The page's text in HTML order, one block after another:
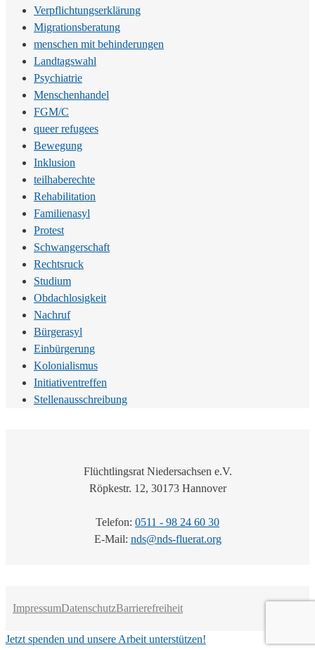
Verpflichtungserklärung
Migrationsberatung
menschen mit behinderungen
Landtagswahl
Psychiatrie
Menschenhandel
FGM/C
queer refugees
Bewegung
Inklusion
teilhaberechte
Rehabilitation
Familienasyl
Protest
Schwangerschaft
Rechtsruck
Studium
Obdachlosigkeit
Nachruf
Bürgerasyl
Einbürgerung
Kolonialismus
Initiativentreffen
Stellenausschreibung
Flüchtlingsrat Niedersachsen e.V.
Röpkestr. 12, 30173 Hannover
Telefon: 0511 - 98 24 60 30
E-Mail: nds@nds-fluerat.org
ImpressumDatenschutzBarrierefreiheit
Jetzt spenden und unsere Arbeit unterstützen!